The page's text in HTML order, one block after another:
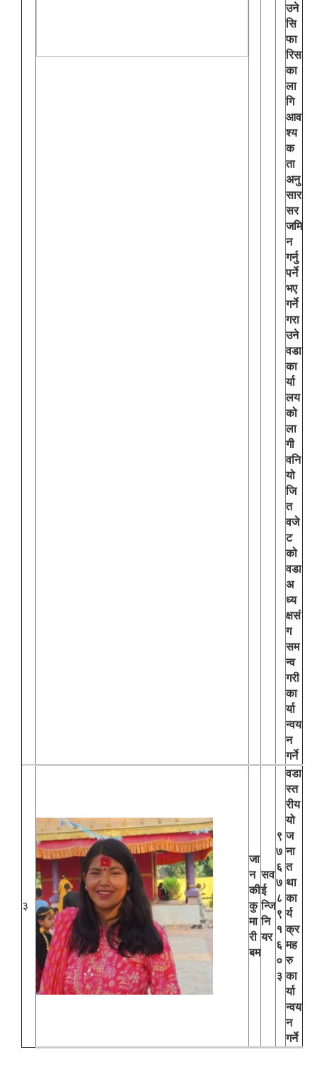
उने
सि
फा
रिस
का
ला
गि
आव
श्य
क
ता
अनु
सार
सर
जमि
न
गर्नु
पर्ने
भए
गर्ने
गरा
उने
वडा
का
र्या
लय
को
ला
गी
वनि
यो
जि
त
वजे
ट
को
वडा
अ
ध्य
क्षसं
ग
सम
न्व
गरी
का
र्या
न्वय
न
गर्ने
३
जा
न
की
कु
मा
री
बम
सव
ई
न्जि
नि
यर
९
७
६
७
८
९
१
६
०
३
वडा
स्त
रीय
यो
ज
ना
त
था
का
र्य
क्र
मह
रु
का
र्या
न्वय
न
गर्ने